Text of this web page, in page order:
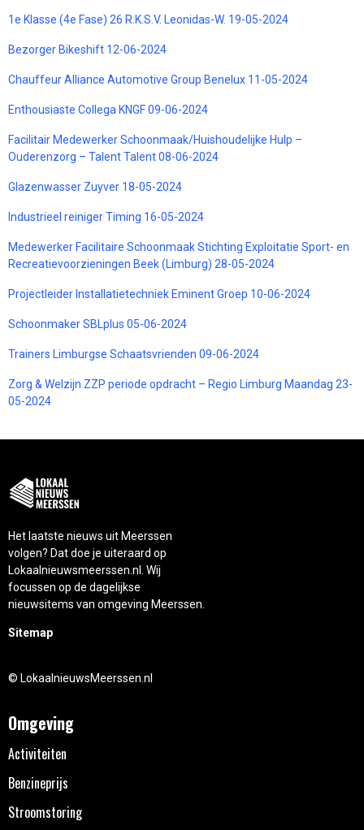
1e Klasse (4e Fase) 26 R.K.S.V. Leonidas-W. 19-05-2024
Bezorger Bikeshift 12-06-2024
Chauffeur Alliance Automotive Group Benelux 11-05-2024
Enthousiaste Collega KNGF 09-06-2024
Facilitair Medewerker Schoonmaak/Huishoudelijke Hulp –
Ouderenzorg – Talent Talent 08-06-2024
Glazenwasser Zuyver 18-05-2024
Industrieel reiniger Timing 16-05-2024
Medewerker Facilitaire Schoonmaak Stichting Exploitatie Sport- en
Recreatievoorzieningen Beek (Limburg) 28-05-2024
Projectleider Installatietechniek Eminent Groep 10-06-2024
Schoonmaker SBLplus 05-06-2024
Trainers Limburgse Schaatsvrienden 09-06-2024
Zorg & Welzijn ZZP periode opdracht – Regio Limburg Maandag 23-
05-2024
Het laatste nieuws uit Meerssen
volgen? Dat doe je uiteraard op
Lokaalnieuwsmeerssen.nl. Wij
focussen op de dagelijkse
nieuwsitems van omgeving Meerssen.
Sitemap
© LokaalnieuwsMeerssen.nl
Omgeving
Activiteiten
Benzineprijs
Stroomstoring